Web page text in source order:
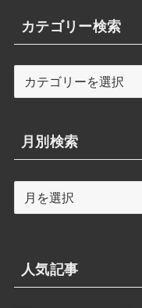
カテゴリー検索
テ
リ
ー
月別検索
人気記事